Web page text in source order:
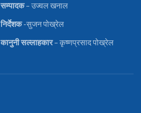
सम्पादक– उज्वल खनाल
निर्देशक-सुजन पोख्रेल
कानुनीसल्लाहकार– कृष्णप्रसाद पोख्रेल